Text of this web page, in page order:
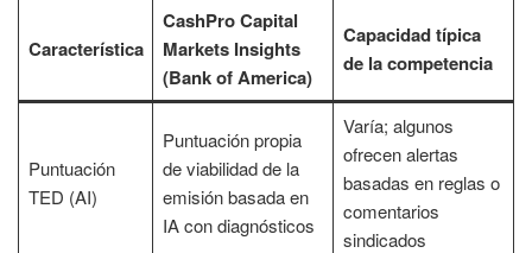
Característica
CashPro Capital
Markets Insights
(Bank of America)
Capacidad típica
de la competencia
Puntuación
TED (AI)
Puntuación propia
de viabilidad de la
emisión basada en
IA con diagnósticos
Varía; algunos
ofrecen alertas
basadas en reglas o
comentarios
sindicados